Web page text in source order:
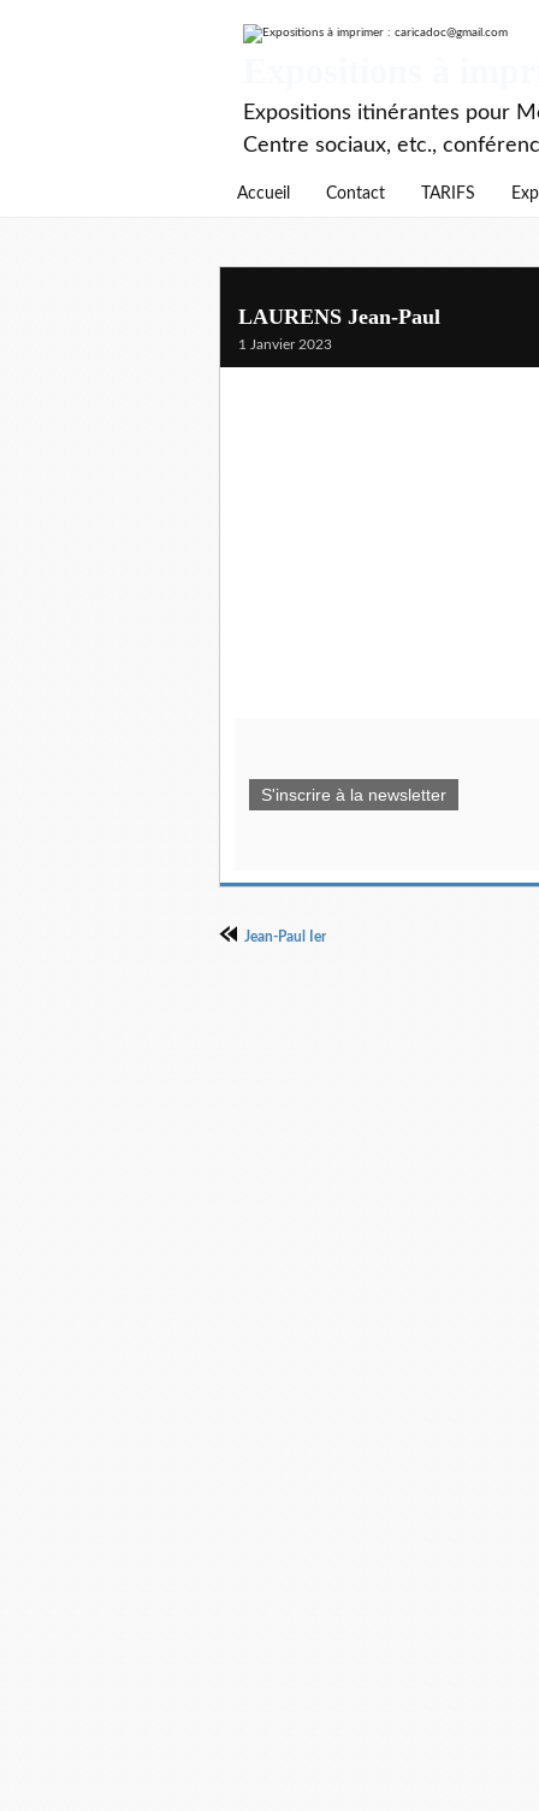
Expositions itinérantes pour
Centre sociaux, etc.,
Accueil Contact TARIFS
LAURENS Jean-Paul
1 Janvier 2023
S'inscrire à la newsletter
Jean-Paul Ier